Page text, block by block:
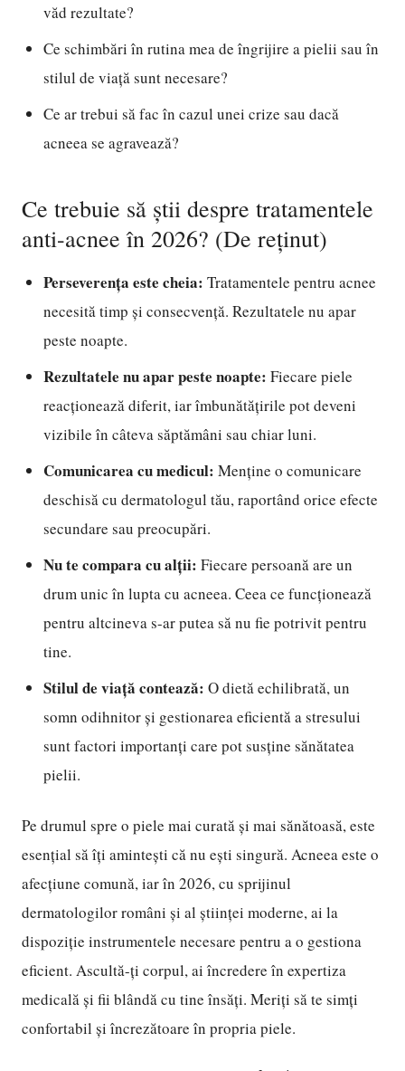
văd rezultate?
Ce schimbări în rutina mea de îngrijire a pielii sau în
stilul de viață sunt necesare?
Ce ar trebui să fac în cazul unei crize sau dacă
acneea se agravează?
Ce trebuie să știi despre tratamentele
anti-acnee în 2026? (De reținut)
Perseverența este cheia: Tratamentele pentru acnee
necesită timp și consecvență. Rezultatele nu apar
peste noapte.
Rezultatele nu apar peste noapte: Fiecare piele
reacționează diferit, iar îmbunătățirile pot deveni
vizibile în câteva săptămâni sau chiar luni.
Comunicarea cu medicul: Menține o comunicare
deschisă cu dermatologul tău, raportând orice efecte
secundare sau preocupări.
Nu te compara cu alții: Fiecare persoană are un
drum unic în lupta cu acneea. Ceea ce funcționează
pentru altcineva s-ar putea să nu fie potrivit pentru
tine.
Stilul de viață contează: O dietă echilibrată, un
somn odihnitor și gestionarea eficientă a stresului
sunt factori importanți care pot susține sănătatea
pielii.
Pe drumul spre o piele mai curată și mai sănătoasă, este
esențial să îți amintești că nu ești singură. Acneea este o
afecțiune comună, iar în 2026, cu sprijinul
dermatologilor români și al științei moderne, ai la
dispoziție instrumentele necesare pentru a o gestiona
eficient. Ascultă-ți corpul, ai încredere în expertiza
medicală și fii blândă cu tine însăți. Meriți să te simți
confortabil și încrezătoare în propria piele.